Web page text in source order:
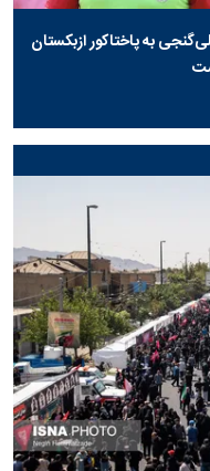
به پاختاکور ازبکستان